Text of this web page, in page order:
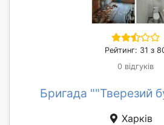
Рейтинг: 31 з
0 відгуків
Бригада ""Тверезий
Харків